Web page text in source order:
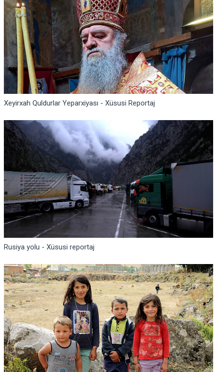
Xeyirxah Quldurlar Yeparxiyası - Xüsusi Reportaj
Rusiya yolu - Xüsusi reportaj